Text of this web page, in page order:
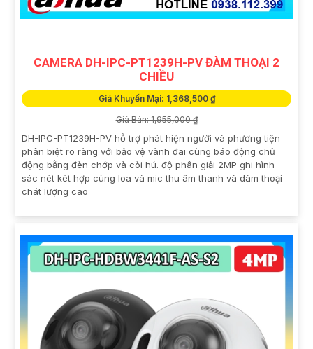
CAMERA DH-IPC-PT1239H-PV ĐÀM THOẠI 2
CHIỀU
Giá Khuyến Mại: 1,368,500 ₫
Giá Bán: 1,955,000 ₫
DH-IPC-PT1239H-PV hỗ trợ phát hiện người và phương tiện
phân biệt rõ ràng với bảo vệ vành đai cùng báo động chủ
động bằng đèn chớp và còi hú. độ phân giải 2MP ghi hình
sác nét kêt hợp cùng loa và mic thu âm thanh và dàm thoại
chát lượng cao